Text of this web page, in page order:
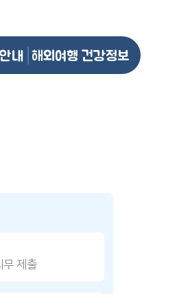
내 해외여행 건강정보
무 제출